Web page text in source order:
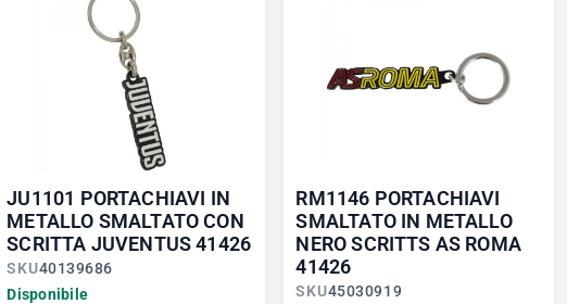
JU1101 PORTACHIAVI IN
METALLO SMALTATO CON
SCRITTA JUVENTUS 41426
SKU40139686
Disponibile
RM1146 PORTACHIAVI
SMALTATO IN METALLO
NERO SCRITTS AS ROMA
41426
SKU45030919